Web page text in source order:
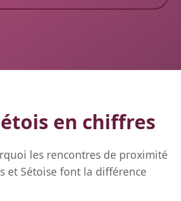
en chiffres
les rencontres de proximité
et Sétoise font la différence